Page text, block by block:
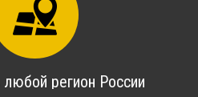
регион России